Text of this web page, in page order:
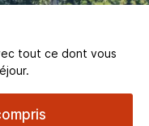
tout ce dont vous